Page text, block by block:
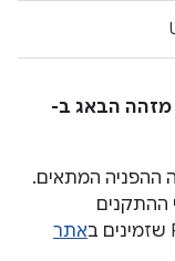
מזהה הבאג ב-
ההפניה המתאים.
ההתקנים
אתר